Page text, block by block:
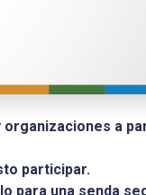
organizaciones a
participar.
para una senda